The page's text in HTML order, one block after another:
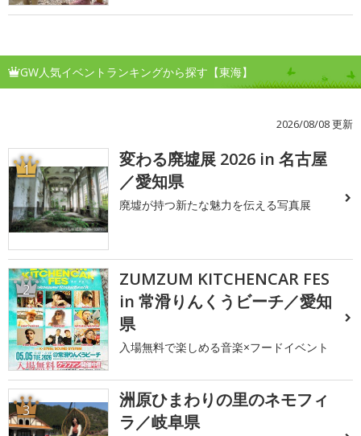
GW人気イベントランキングから探す【東海】
2026/08/08 更新
1
変わる廃墟展 2026 in 名古屋
／愛知県
廃墟が持つ新たな魅力を伝える写真展
2
ZUMZUM KITCHENCAR FES
in 常滑りんくうビーチ／愛知
県
入場無料で楽しめる音楽×フードイベント
3
洲原ひまわりの里のネモフィ
ラ／岐阜県